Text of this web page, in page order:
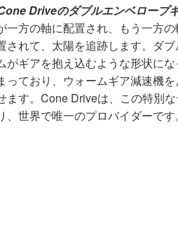
Driveのダブルエンベロープ
一方の軸に配置され、もう一方
されて、太陽を追跡します。ダ
がギアを抱え込むような形状に
っており、ウォームギア減速機
ます。Cone Driveは、この特別
、世界で唯一のプロバイダーで